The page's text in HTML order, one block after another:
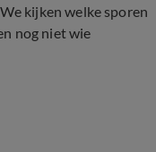
kijken welke sporen
nog niet wie